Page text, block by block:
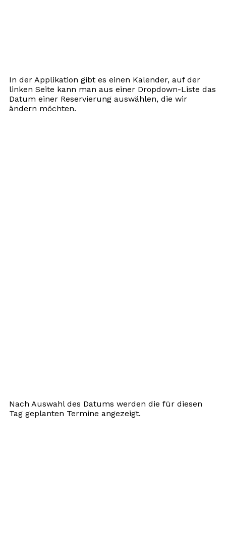
In der Applikation gibt es einen Kalender, auf der
linken Seite kann man aus einer Dropdown-Liste das
Datum einer Reservierung auswählen, die wir
ändern möchten.
Nach Auswahl des Datums werden die für diesen
Tag geplanten Termine angezeigt.